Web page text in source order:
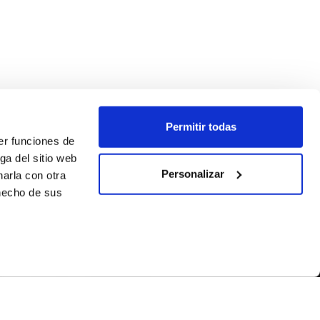
funciones de
del sitio web
con otra
de sus
Permitir todas
Personalizar
SÍGUENOS